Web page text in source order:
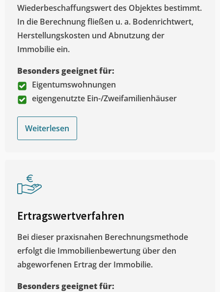
Wiederbeschaffungswert des Objektes bestimmt.
In die Berechnung fließen u. a. Bodenrichtwert,
Herstellungskosten und Abnutzung der
Immobilie ein.
Besonders geeignet für:
Eigentumswohnungen
eigengenutzte Ein-/Zweifamilienhäuser
Weiterlesen
Ertragswertverfahren
Bei dieser praxisnahen Berechnungsmethode
erfolgt die Immobilienbewertung über den
abgeworfenen Ertrag der Immobilie.
Besonders geeignet für: